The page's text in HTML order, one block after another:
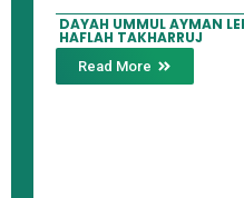
DAYAH UMMUL AYMAN
HAFLAH TAKHARRUJ
Read More